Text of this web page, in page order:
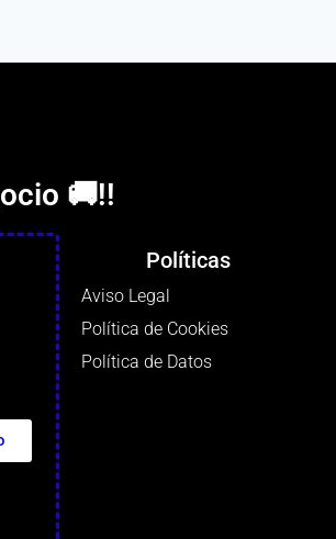
🚚!!
Políticas
Aviso Legal
Política de Cookies
Política de Datos